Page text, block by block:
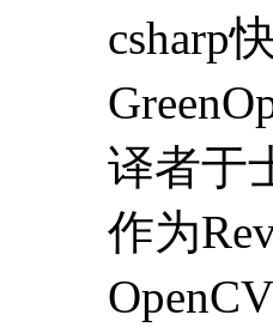
csharp
译者于
作为